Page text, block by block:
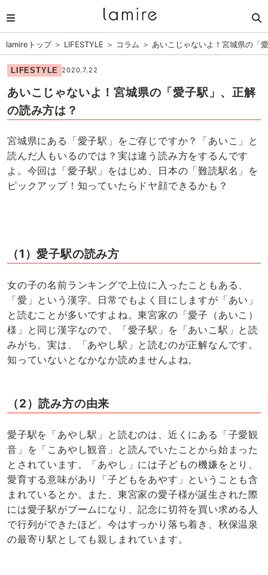
lamireトップ＞ LIFESTYLE ＞ コラム ＞ あいこじゃないよ！宮城県の「
LIFESTYLE 2020.7.22
あいこじゃないよ！宮城県の「愛子駅」、正解
の読み方は？
宮城県にある「愛子駅」をご存じですか？「あいこ」と
読んだ人もいるのでは？実は違う読み方をするんです
よ。今回は「愛子駅」をはじめ、日本の「難読駅名」を
ピックアップ！知っていたらドヤ顔できるかも？
（1）愛子駅の読み方
女の子の名前ランキングで上位に入ったこともある、
「愛」という漢字。日常でもよく目にしますが「あい」
と読むことが多いですよね。東宮家の「愛子（あいこ）
様」と同じ漢字なので、「愛子駅」を「あいこ駅」と読
みがち。実は、「あやし駅」と読むのが正解なんです。
知っていないとなかなか読めませんよね。
（2）読み方の由来
愛子駅を「あやし駅」と読むのは、近くにある「子愛観
音」を「こあやし観音」と読んでいたことから始まった
とされています。「あやし」には子どもの機嫌をとり、
愛育する意味があり「子どもをあやす」ということも含
まれているとか。また、東宮家の愛子様が誕生された際
には愛子駅がブームになり、記念に切符を買い求める人
で行列ができたほど。今はすっかり落ち着き、秋保温泉
の最寄り駅としても親しまれています。